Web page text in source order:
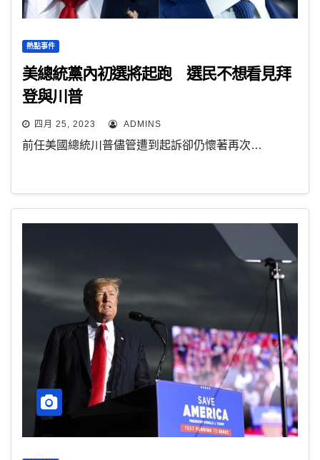
熱點事件
美總統黨內初選將起跑 選民不想看見拜
登與川普
四月 25, 2023 ADMINS
前任美國總統川普儘管遭到起訴卻仍懷著再次…